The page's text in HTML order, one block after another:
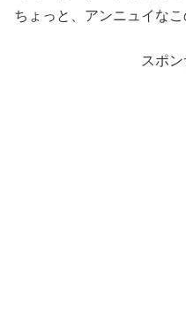
ちょっと、アンニュイなこ
スポ